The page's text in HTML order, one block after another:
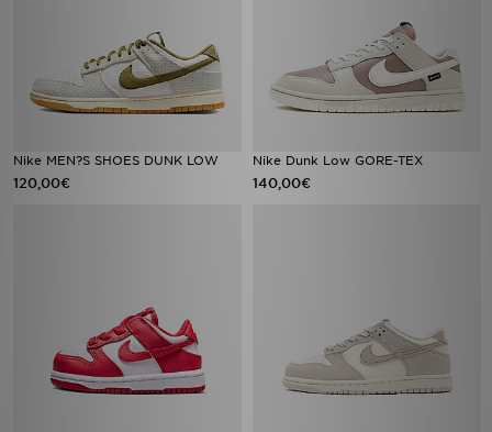
Nike MEN?S SHOES DUNK LOW
120,00€
Nike Dunk Low GORE-TEX
140,00€